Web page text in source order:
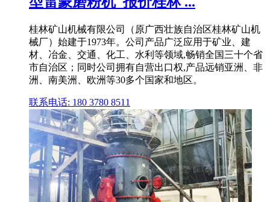
桂林矿山机械有限公司（原广西壮族自治区桂林矿山机
械厂）始建于1973年。公司产品广泛应用于矿业、建
材、冶金、交通、化工、水利等领域,畅销全国三十个省
市自治区；同时公司拥有自营出口权,产品远销亚洲、非
洲、南美洲、欧洲等30多个国家和地区。
联系电话: 180 3780 8511